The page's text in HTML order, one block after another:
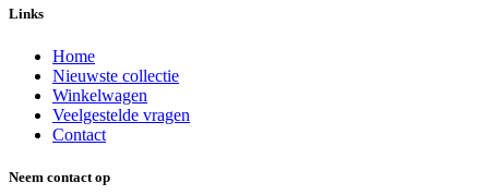
Links
Home
Nieuwste collectie
Winkelwagen
Veelgestelde vragen
Contact
Neem contact op